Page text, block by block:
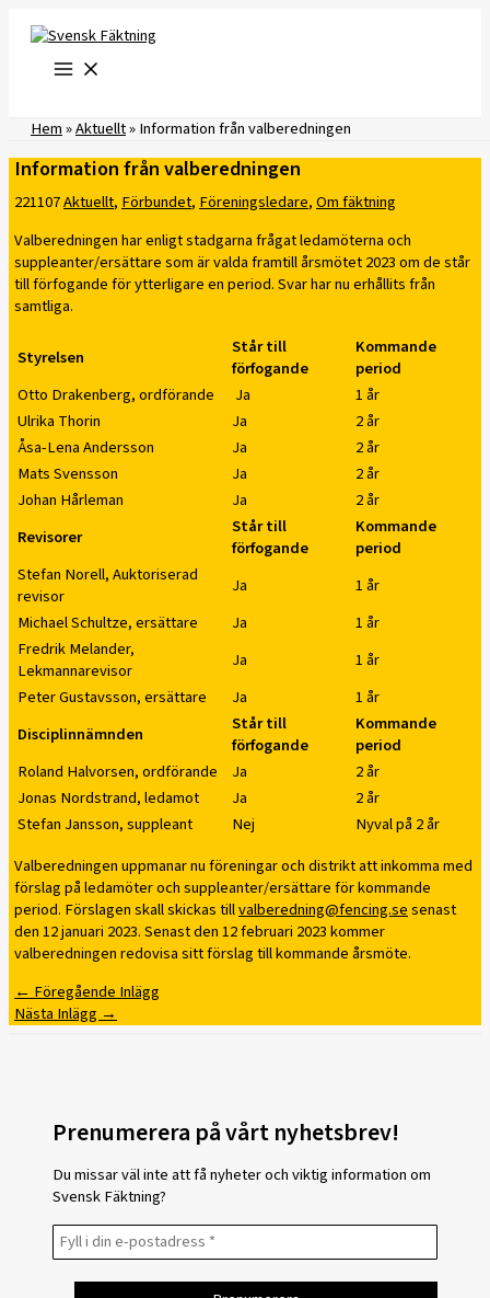
innehåll
Hem»Aktuellt»Information från valberedningen
Information från valberedningen
221107Aktuellt,Förbundet,Föreningsledare,Om fäktning
Valberedningen har enligt stadgarna frågat ledamöterna och
suppleanter/ersättare som är valda framtill årsmötet 2023 om de står
till förfogande för ytterligare en period. Svar har nu erhållits från
samtliga.
Styrelsen
Står till
förfogande
Kommande
period
Otto Drakenberg, ordförande
Ja
1 år
Ulrika Thorin
Ja
2 år
Åsa-Lena Andersson
Ja
2 år
Mats Svensson
Ja
2 år
Johan Hårleman
Ja
2 år
Revisorer
Står till
förfogande
Kommande
period
Stefan Norell, Auktoriserad
revisor
Ja
1 år
Michael Schultze, ersättare
Ja
1 år
Fredrik Melander,
Lekmannarevisor
Ja
1 år
Peter Gustavsson, ersättare
Ja
1 år
Disciplinnämnden
Står till
förfogande
Kommande
period
Roland Halvorsen, ordförande
Ja
2 år
Jonas Nordstrand, ledamot
Ja
2 år
Stefan Jansson, suppleant
Nej
Nyval på 2 år
Valberedningen uppmanar nu föreningar och distrikt att inkomma med
förslag på ledamöter och suppleanter/ersättare för kommande
period. Förslagen skall skickas tillvalberedning@fencing.sesenast
den 12 januari 2023. Senast den 12 februari 2023 kommer
valberedningen redovisa sitt förslag till kommande årsmöte.
← Föregående Inlägg
Nästa Inlägg →
Prenumerera på vårt nyhetsbrev!
Du missar väl inte att få nyheter och viktig information om
Svensk Fäktning?